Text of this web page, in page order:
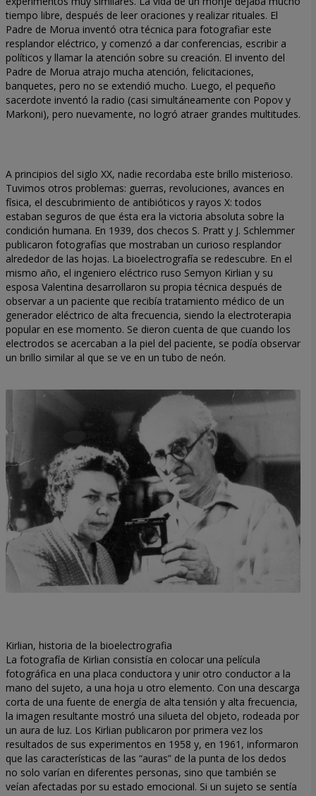
tiempo libre, después de leer oraciones y realizar rituales. El
Padre de Morua inventó otra técnica para fotografiar este
resplandor eléctrico, y comenzó a dar conferencias, escribir a
políticos y llamar la atención sobre su creación. El invento del
Padre de Morua atrajo mucha atención, felicitaciones,
banquetes, pero no se extendió mucho. Luego, el pequeño
sacerdote inventó la radio (casi simultáneamente con Popov y
Markoni), pero nuevamente, no logró atraer grandes multitudes.
A principios del siglo XX, nadie recordaba este brillo misterioso.
Tuvimos otros problemas: guerras, revoluciones, avances en
física, el descubrimiento de antibióticos y rayos X: todos
estaban seguros de que ésta era la victoria absoluta sobre la
condición humana. En 1939, dos checos S. Pratt y J. Schlemmer
publicaron fotografías que mostraban un curioso resplandor
alrededor de las hojas. La bioelectrografía se redescubre. En el
mismo año, el ingeniero eléctrico ruso Semyon Kirlian y su
esposa Valentina desarrollaron su propia técnica después de
observar a un paciente que recibía tratamiento médico de un
generador eléctrico de alta frecuencia, siendo la electroterapia
popular en ese momento. Se dieron cuenta de que cuando los
electrodos se acercaban a la piel del paciente, se podía observar
un brillo similar al que se ve en un tubo de neón.
Kirlian, historia de la bioelectrografia
La fotografía de Kirlian consistía en colocar una película
fotográfica en una placa conductora y unir otro conductor a la
mano del sujeto, a una hoja u otro elemento. Con una descarga
corta de una fuente de energía de alta tensión y alta frecuencia,
la imagen resultante mostró una silueta del objeto, rodeada por
un aura de luz. Los Kirlian publicaron por primera vez los
resultados de sus experimentos en 1958 y, en 1961, informaron
que las características de las “auras” de la punta de los dedos
no solo varían en diferentes personas, sino que también se
veían afectadas por su estado emocional. Si un sujeto se sentía